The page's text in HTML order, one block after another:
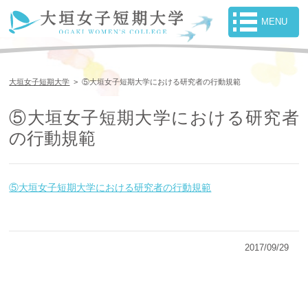
大垣女子短期大学 >⑤大垣女子短期大学における研究者の行動規範
⑤大垣女子短期大学における研究者
の行動規範
⑤大垣女子短期大学における研究者の行動規範
2017/09/29